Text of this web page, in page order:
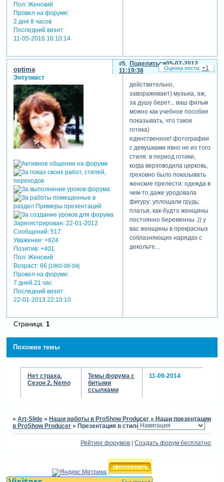
Пол:Женский
Провел на форуме:
2 дня 8 часов
Последний визит:
11-05-2016 16:10:14
Поделиться
5
05-07-2012
11:19:38
optima
Энтузиаст
Зарегистрирован: 22-01-2012
Сообщений:517
Уважение: +824
Позитив: +401
Пол:Женский
Возраст:66 [1960-08-04]
Провел на форуме:
7 дней 21 час
Последний визит:
22-01-2013 22:10:10
действительно,
завораживает) музыка, аж,
за душу берет... ваш фильм
можно как учебное пособие
показывать, что такое
готика)
единственное! фотографии
с девушками явно не из того
стиля. в период готики,
когда верховодила церковь,
греховно было показывать
женские прелести: одежда в
чем-то даже уродовала
фигуру: уплощали грудь;
платья, как-будто женщины
постоянно беременны..)) у
вас женщины в прекрасных
соблазняющих нарядах с
декольте...
+1
Страница: 1
Похожие темы
Нет страха.
Сезон 2. Nemo
Темы форума с
битыми
ссылками
11-09-2014
»Art-Slide » Наши работы в ProShow Producer » Наши презентации
в ProShow Producer » Презентация в стиле "Готика"
Рейтинг форумов |Создать форум бесплатно